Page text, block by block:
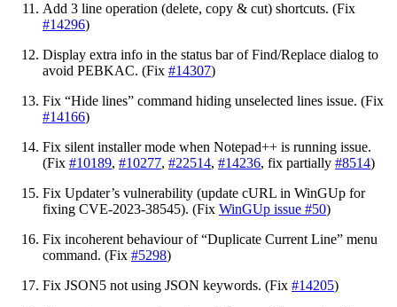
Add 3 line operation (delete, copy & cut) shortcuts. (Fix
#14296)
Display extra info in the status bar of Find/Replace dialog to
avoid PEBKAC. (Fix #14307)
Fix “Hide lines” command hiding unselected lines issue. (Fix
#14166)
Fix silent installer mode when Notepad++ is running issue.
(Fix #10189, #10277, #22514, #14236, fix partially #8514)
Fix Updater’s vulnerability (update cURL in WinGUp for
fixing CVE-2023-38545). (Fix WinGUp issue #50)
Fix incoherent behaviour of “Duplicate Current Line” menu
command. (Fix #5298)
Fix JSON5 not using JSON keywords. (Fix #14205)